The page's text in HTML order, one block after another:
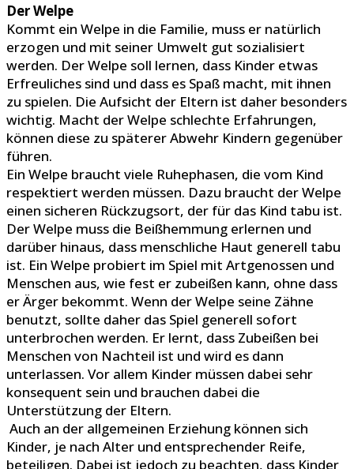
Der Welpe
Kommt ein Welpe in die Familie, muss er natürlich
erzogen und mit seiner Umwelt gut sozialisiert
werden. Der Welpe soll lernen, dass Kinder etwas
Erfreuliches sind und dass es Spaß macht, mit ihnen
zu spielen. Die Aufsicht der Eltern ist daher besonders
wichtig. Macht der Welpe schlechte Erfahrungen,
können diese zu späterer Abwehr Kindern gegenüber
führen.
Ein Welpe braucht viele Ruhephasen, die vom Kind
respektiert werden müssen. Dazu braucht der Welpe
einen sicheren Rückzugsort, der für das Kind tabu ist.
Der Welpe muss die Beißhemmung erlernen und
darüber hinaus, dass menschliche Haut generell tabu
ist. Ein Welpe probiert im Spiel mit Artgenossen und
Menschen aus, wie fest er zubeißen kann, ohne dass
er Ärger bekommt. Wenn der Welpe seine Zähne
benutzt, sollte daher das Spiel generell sofort
unterbrochen werden. Er lernt, dass Zubeißen bei
Menschen von Nachteil ist und wird es dann
unterlassen. Vor allem Kinder müssen dabei sehr
konsequent sein und brauchen dabei die
Unterstützung der Eltern.
Auch an der allgemeinen Erziehung können sich
Kinder, je nach Alter und entsprechender Reife,
beteiligen. Dabei ist jedoch zu beachten, dass Kinder